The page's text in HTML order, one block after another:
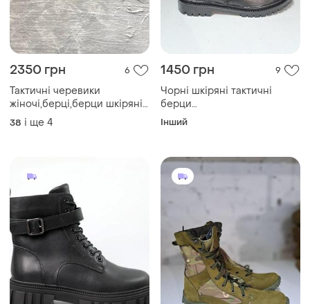
2350 грн 6
Тактичні черевики
жіночі,берці,берци шкіряні
(нубук)+кордура+вовна
весняно-осінні,зимові
38 і ще 4
1450 грн 9
Чорні шкіряні тактичні
берци
Інший